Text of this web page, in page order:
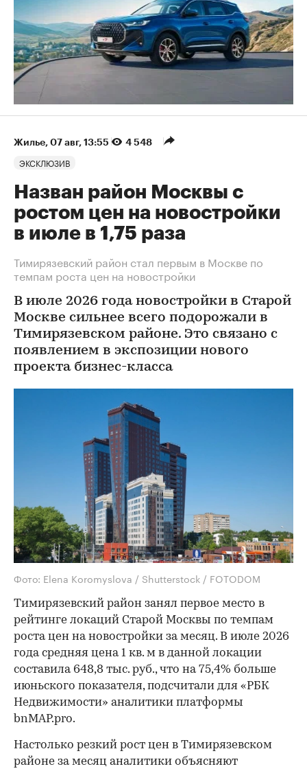
Жилье⁠, 07 авг, 13:55 4 548
ЭКСКЛЮЗИВ
Назван район Москвы с
ростом цен на новостройки
в июле в 1,75 раза
Тимирязевский район стал первым в Москве по
темпам роста цен на новостройки
В июле 2026 года новостройки в Старой
Москве сильнее всего подорожали в
Тимирязевском районе. Это связано с
появлением в экспозиции нового
проекта бизнес-класса
Фото: Elena Koromyslova / Shutterstock / FOTODOM
Тимирязевский район занял первое место в
рейтинге локаций Старой Москвы по темпам
роста цен на новостройки за месяц. В июле 2026
года средняя цена 1 кв. м в данной локации
составила 648,8 тыс. руб., что на 75,4% больше
июньского показателя, подсчитали для «РБК
Недвижимости» аналитики платформы
bnMAP.pro.
Настолько резкий рост цен в Тимирязевском
районе за месяц аналитики объясняют